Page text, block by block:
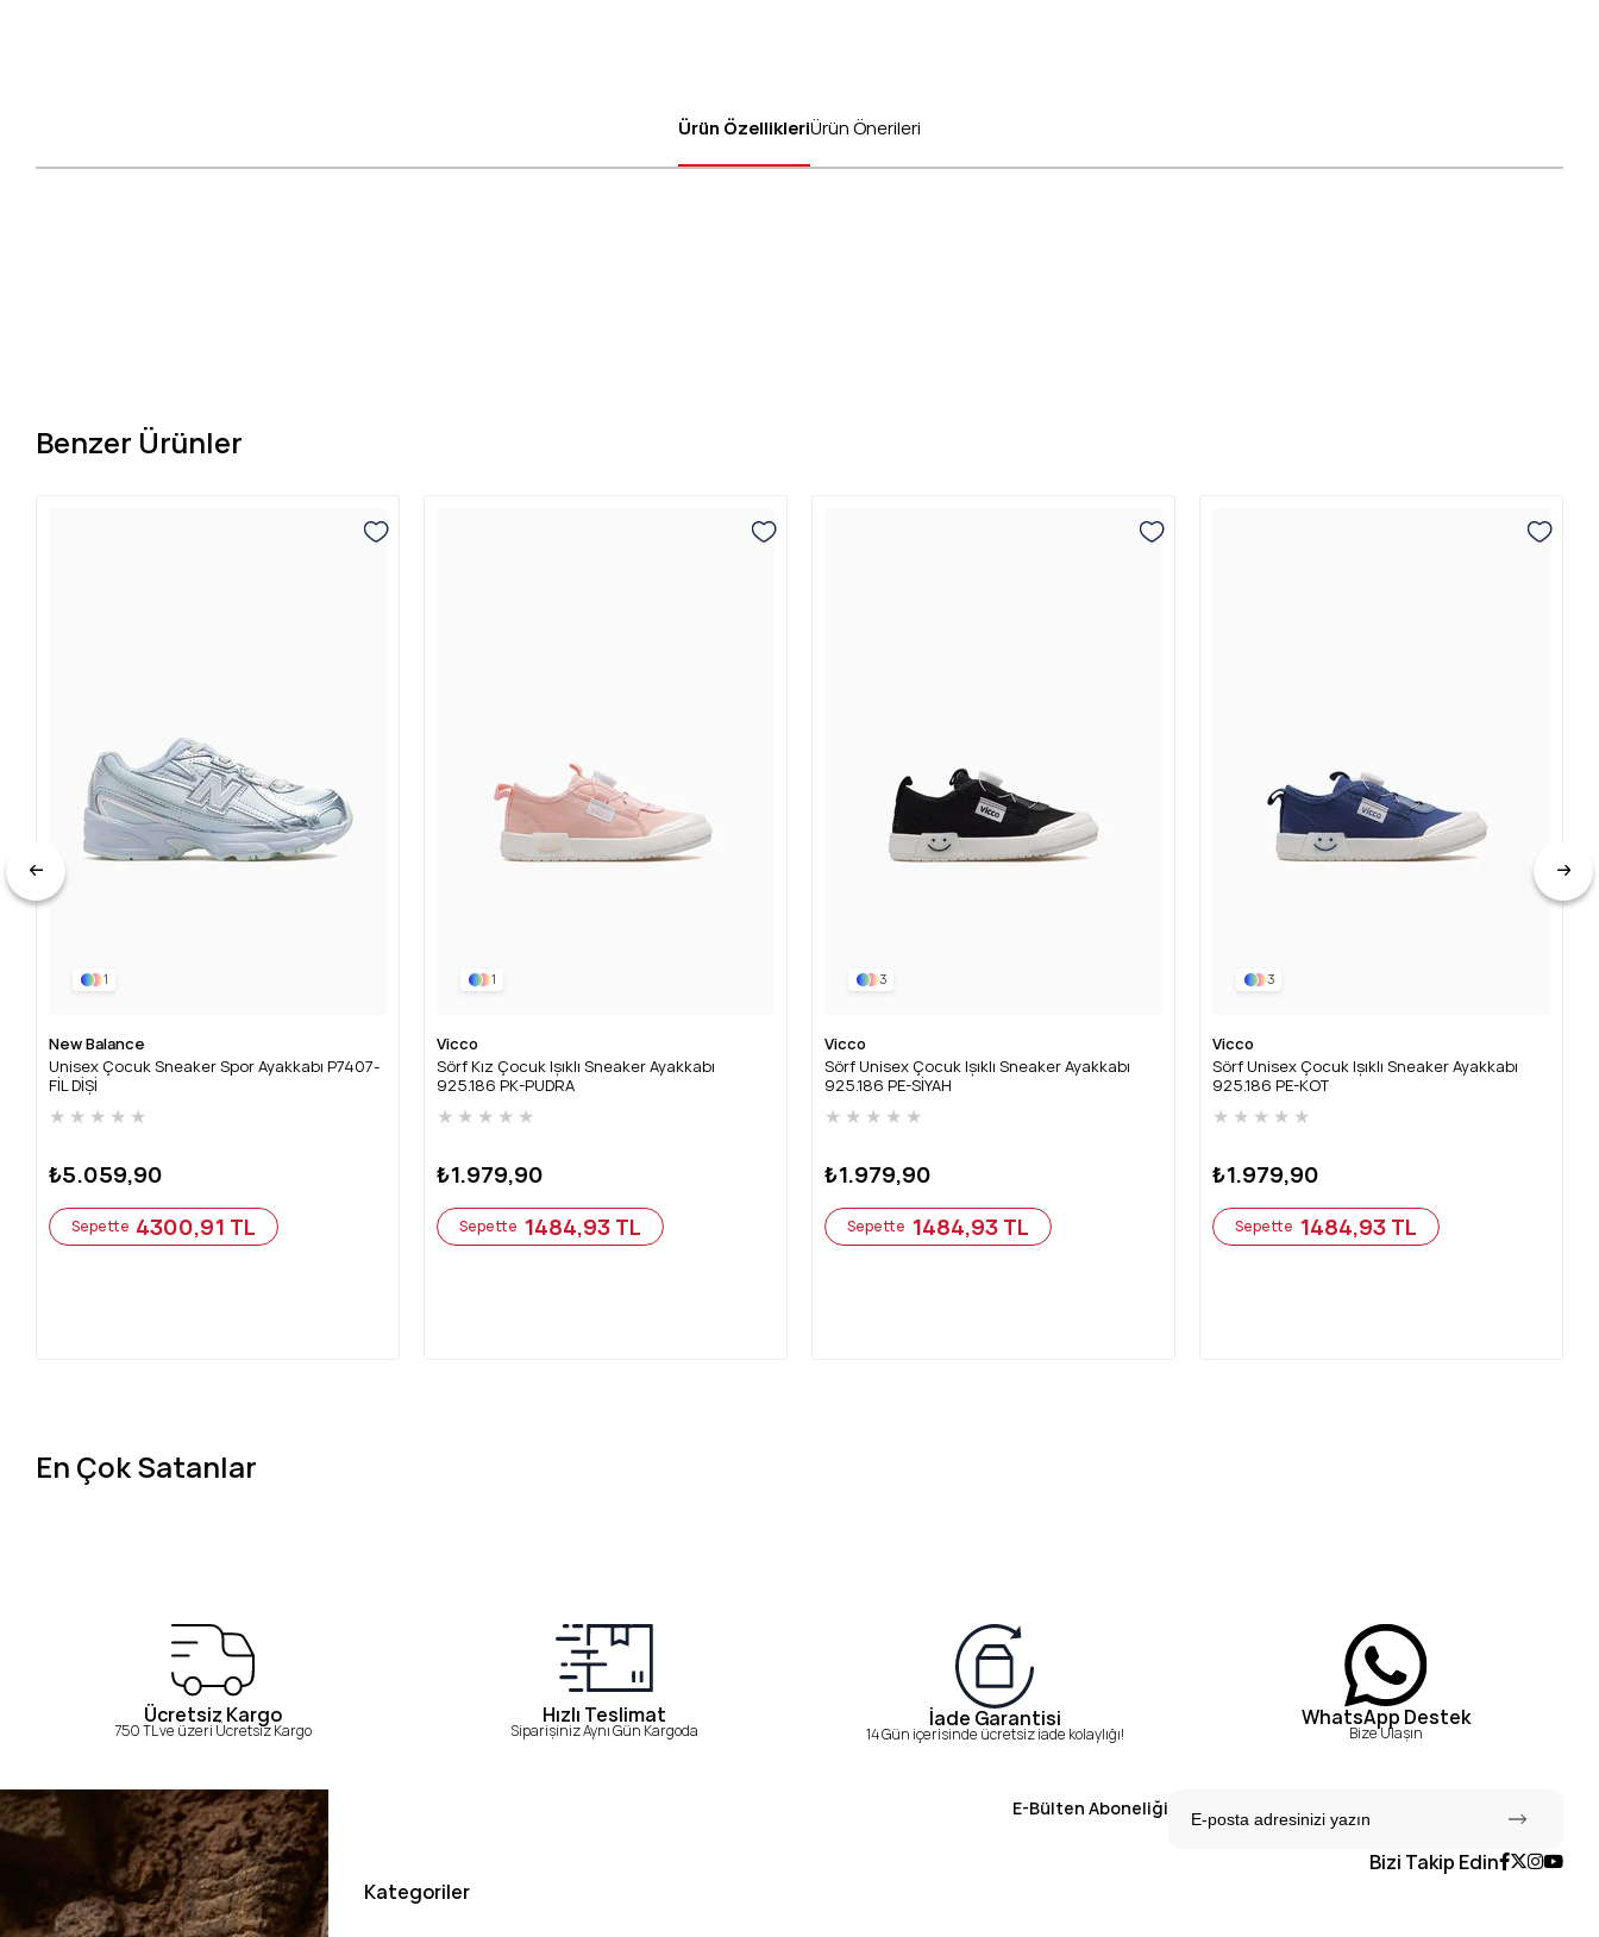
Ürün ÖzellikleriÜrün Önerileri
Benzer Ürünler
1
New Balance
Unisex Çocuk Sneaker Spor Ayakkabı P7407-
FİL DİŞİ
★ ★ ★ ★ ★
₺5.059,90
Sepette 4300,91 TL
1
Vicco
Sörf Kız Çocuk Işıklı Sneaker Ayakkabı
925.186 PK-PUDRA
★ ★ ★ ★ ★
₺1.979,90
Sepette 1484,93 TL
3
Vicco
Sörf Unisex Çocuk Işıklı Sneaker Ayakkabı
925.186 PE-SİYAH
★ ★ ★ ★ ★
₺1.979,90
Sepette 1484,93 TL
3
Vicco
Sörf Unisex Çocuk Işıklı Sneaker Ayakkabı
925.186 PE-KOT
★ ★ ★ ★ ★
₺1.979,90
Sepette 1484,93 TL
En Çok Satanlar
Ücretsiz Kargo
750 TL ve üzeri Ücretsiz Kargo
Hızlı Teslimat
Siparişiniz Aynı Gün Kargoda İade Garantisi
14 Gün içerisinde ücretsiz iade kolaylığı!
WhatsApp Destek
Bize Ulaşın
E-Bülten Aboneliği
Bizi Takip Edin
Kategoriler